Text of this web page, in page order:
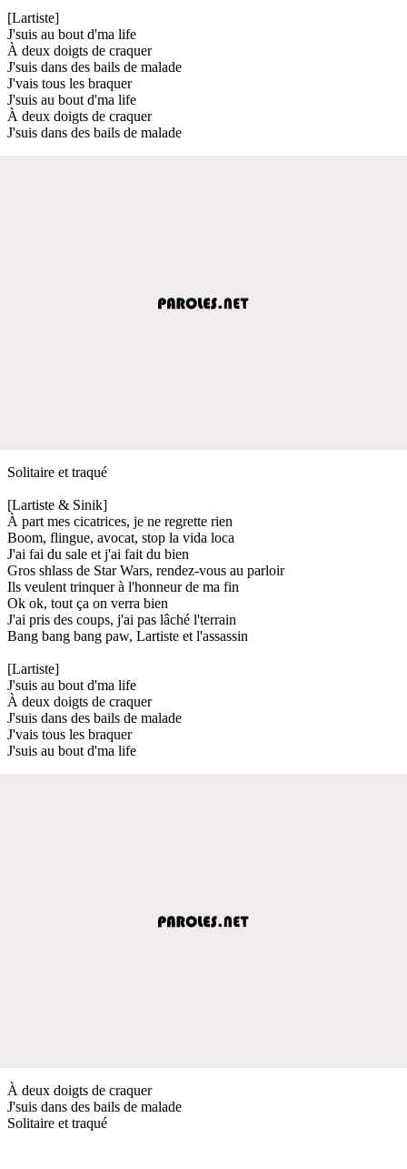
[Lartiste]
J'suis au bout d'ma life
À deux doigts de craquer
J'suis dans des bails de malade
J'vais tous les braquer
J'suis au bout d'ma life
À deux doigts de craquer
J'suis dans des bails de malade
Solitaire et traqué
[Lartiste & Sinik]
À part mes cicatrices, je ne regrette rien
Boom, flingue, avocat, stop la vida loca
J'ai fai du sale et j'ai fait du bien
Gros shlass de Star Wars, rendez-vous au parloir
Ils veulent trinquer à l'honneur de ma fin
Ok ok, tout ça on verra bien
J'ai pris des coups, j'ai pas lâché l'terrain
Bang bang bang paw, Lartiste et l'assassin
[Lartiste]
J'suis au bout d'ma life
À deux doigts de craquer
J'suis dans des bails de malade
J'vais tous les braquer
J'suis au bout d'ma life
À deux doigts de craquer
J'suis dans des bails de malade
Solitaire et traqué